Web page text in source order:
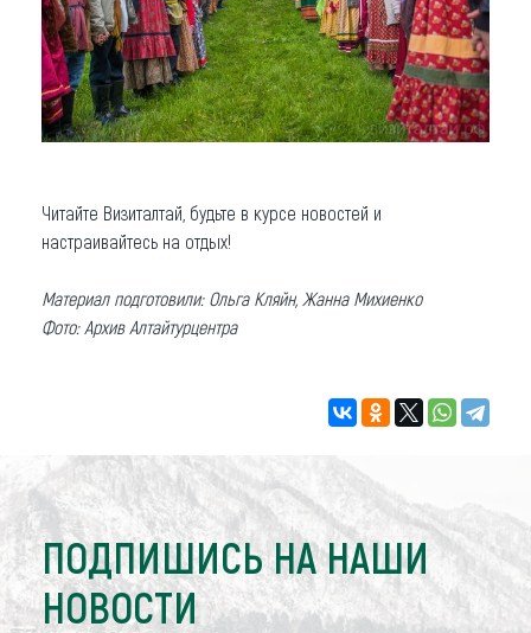
Читайте Визиталтай, будьте в курсе новостей и
настраивайтесь на отдых!
Материал подготовили: Ольга Кляйн, Жанна Михиенко
Фото: Архив Алтайтурцентра
ПОДПИШИСЬ НА НАШИ
НОВОСТИ